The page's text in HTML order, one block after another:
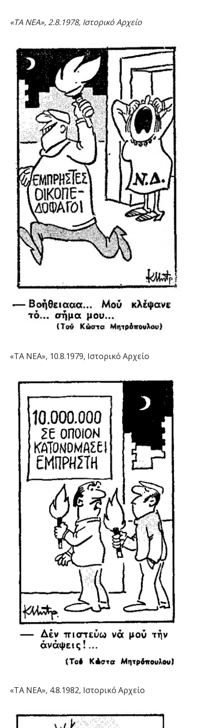
«ΤΑ ΝΕΑ», 2.8.1978, Ιστορικό Αρχείο
«ΤΑ ΝΕΑ», 10.8.1979, Ιστορικό Αρχείο
«ΤΑ ΝΕΑ», 4.8.1982, Ιστορικό Αρχείο